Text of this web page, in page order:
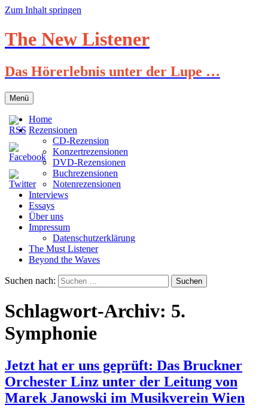
Zum Inhalt springen
The New Listener
Das Hörerlebnis unter der Lupe …
Menü
Home
Rezensionen
CD-Rezension
Konzertrezensionen
DVD-Rezensionen
Buchrezensionen
Notenrezensionen
Interviews
Essays
Über uns
Impressum
Datenschutzerklärung
The Must Listener
Beyond the Waves
Suchen nach:
Schlagwort-Archiv: 5.
Symphonie
Jetzt hat er uns geprüft: Das Bruckner
Orchester Linz unter der Leitung von
Marek Janowski im Musikverein Wien